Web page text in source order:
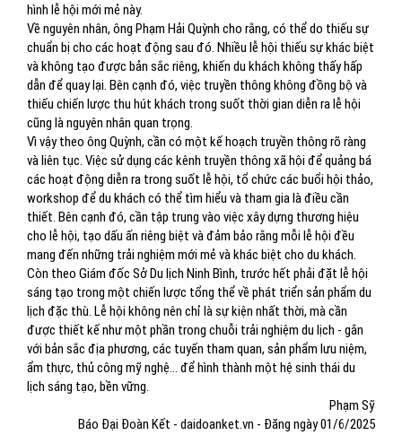
hình lễ hội mới mẻ này.
Về nguyên nhân, ông Phạm Hải Quỳnh cho rằng, có thể do thiếu sự
chuẩn bị cho các hoạt động sau đó. Nhiều lễ hội thiếu sự khác biệt
và không tạo được bản sắc riêng, khiến du khách không thấy hấp
dẫn để quay lại. Bên cạnh đó, việc truyền thông không đồng bộ và
thiếu chiến lược thu hút khách trong suốt thời gian diễn ra lễ hội
cũng là nguyên nhân quan trọng.
Vì vậy theo ông Quỳnh, cần có một kế hoạch truyền thông rõ ràng
và liên tục. Việc sử dụng các kênh truyền thông xã hội để quảng bá
các hoạt động diễn ra trong suốt lễ hội, tổ chức các buổi hội thảo,
workshop để du khách có thể tìm hiểu và tham gia là điều cần
thiết. Bên cạnh đó, cần tập trung vào việc xây dựng thương hiệu
cho lễ hội, tạo dấu ấn riêng biệt và đảm bảo rằng mỗi lễ hội đều
mang đến những trải nghiệm mới mẻ và khác biệt cho du khách.
Còn theo Giám đốc Sở Du lịch Ninh Bình, trước hết phải đặt lễ hội
sáng tạo trong một chiến lược tổng thể về phát triển sản phẩm du
lịch đặc thù. Lễ hội không nên chỉ là sự kiện nhất thời, mà cần
được thiết kế như một phần trong chuỗi trải nghiệm du lịch - gắn
với bản sắc địa phương, các tuyến tham quan, sản phẩm lưu niệm,
ẩm thực, thủ công mỹ nghệ… để hình thành một hệ sinh thái du
lịch sáng tạo, bền vững.
Phạm Sỹ
Báo Đại Đoàn Kết - daidoanket.vn - Đăng ngày 01/6/2025